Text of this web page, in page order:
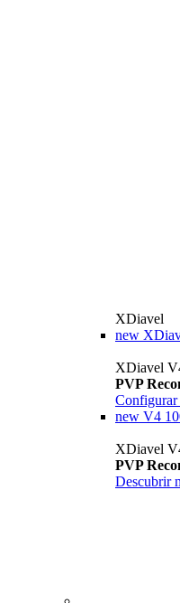
XDiavel
new
XDiavel
PVP
Configurar
new V4
XDiavel
PVP
Descubrir